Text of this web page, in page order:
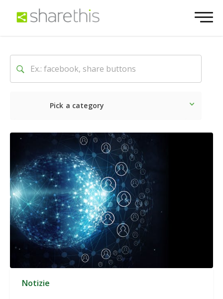
Pick a category
Ultime notizie Sociale
Notizie